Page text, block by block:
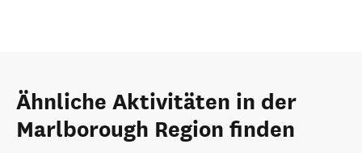
Ähnliche Aktivitäten in der
Marlborough Region finden